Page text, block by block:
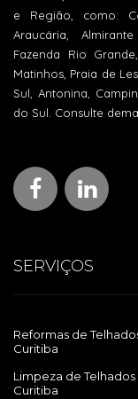
e Região, como:
Araucária,
Fazenda Rio
Matinhos, Praia de
Sul, Antonina,
do Sul. Consulte
SERVIÇOS
Reformas de
Curitiba
Limpeza de Telhados
Curitiba